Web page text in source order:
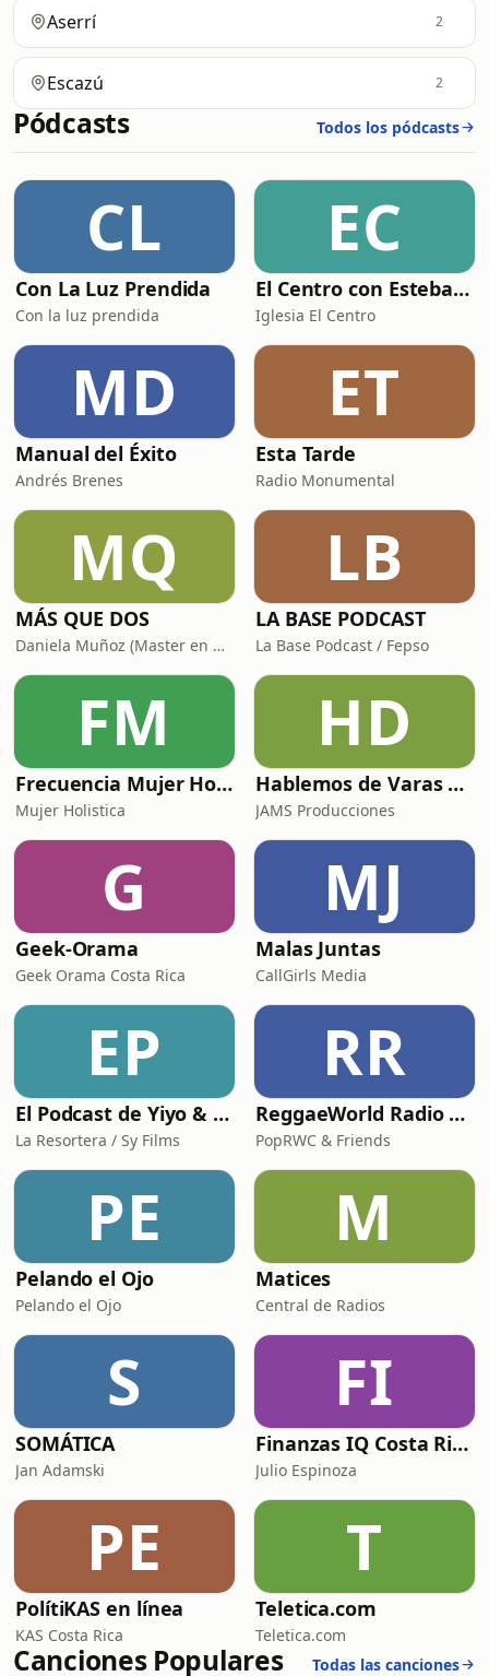
Aserrí 2
Escazú 2
Pódcasts Todos los pódcasts
CL
Con La Luz Prendida
Con la luz prendida
EC
El Centro con Esteban Solís
Iglesia El Centro
MD
Manual del Éxito
Andrés Brenes
ET
Esta Tarde
Radio Monumental
MQ
MÁS QUE DOS
Daniela Muñoz (Master en Neurociencias e IE) y Chris Campos (Organizador Profesional de Espacios)
LB
LA BASE PODCAST
La Base Podcast / Fepso
FM
Frecuencia Mujer Holística
Mujer Holistica
HD
Hablemos de Varas Raras el Podcast
JAMS Producciones
G
Geek-Orama
Geek Orama Costa Rica
MJ
Malas Juntas
CallGirls Media
EP
El Podcast de Yiyo & Choché
La Resortera / Sy Films
RR
ReggaeWorld Radio Show
PopRWC & Friends
PE
Pelando el Ojo
Pelando el Ojo
M
Matices
Central de Radios
S
SOMÁTICA
Jan Adamski
FI
Finanzas IQ Costa Rica
Julio Espinoza
PE
PolítiKAS en línea
KAS Costa Rica
T
Teletica.com
Teletica.com
Canciones Populares Todas las canciones